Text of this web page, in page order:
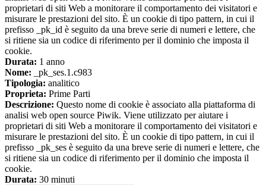
proprietari di siti Web a monitorare il comportamento dei visitatori e
misurare le prestazioni del sito. È un cookie di tipo pattern, in cui il
prefisso _pk_id è seguito da una breve serie di numeri e lettere, che
si ritiene sia un codice di riferimento per il dominio che imposta il
cookie.
Durata: 1 anno
Nome: _pk_ses.1.c983
Tipologia: analitico
Proprieta: Prime Parti
Descrizione: Questo nome di cookie è associato alla piattaforma di
analisi web open source Piwik. Viene utilizzato per aiutare i
proprietari di siti Web a monitorare il comportamento dei visitatori e
misurare le prestazioni del sito. È un cookie di tipo pattern, in cui il
prefisso _pk_ses è seguito da una breve serie di numeri e lettere, che
si ritiene sia un codice di riferimento per il dominio che imposta il
cookie.
Durata: 30 minuti